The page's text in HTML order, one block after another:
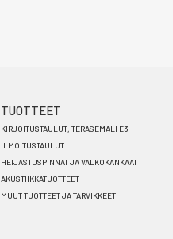
Footer
menu
FI
TUOTTEET
KIRJOITUSTAULUT, TERÄSEMALI E3
ILMOITUSTAULUT
HEIJASTUSPINNAT JA VALKOKANKAAT
AKUSTIIKKATUOTTEET
MUUT TUOTTEET JA TARVIKKEET